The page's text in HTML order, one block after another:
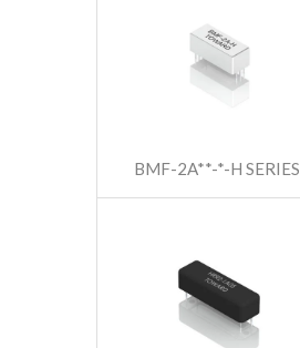
BMF-2A**-*-H SERIES